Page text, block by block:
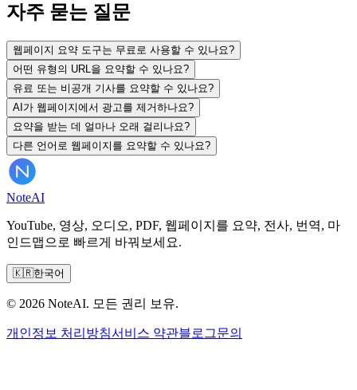
자주 묻는 질문
웹페이지 요약 도구는 무료로 사용할 수 있나요?
어떤 유형의 URL을 요약할 수 있나요?
유료 또는 비공개 기사를 요약할 수 있나요?
AI가 웹페이지에서 광고를 제거하나요?
요약을 받는 데 얼마나 오래 걸리나요?
다른 언어로 웹페이지를 요약할 수 있나요?
NoteAI
YouTube, 영상, 오디오, PDF, 웹페이지를 요약, 전사, 번역, 마
인드맵으로 빠르게 바꿔보세요.
🇰🇷한국어
© 2026 NoteAI. 모든 권리 보유.
개인정보 처리방침서비스 약관블로그문의